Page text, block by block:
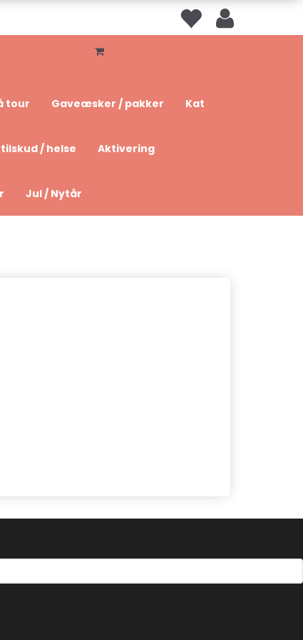
tour Gaveæsker / pakker Kat
/ helse Aktivering
Jul / Nytår